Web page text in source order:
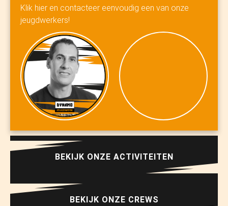
Klik hier en contacteer eenvoudig een van onze
jeugdwerkers!
BEKIJK ONZE ACTIVITEITEN
BEKIJK ONZE CREWS